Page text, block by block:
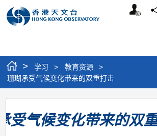
个
> 学习 > 教育资源
>
珊瑚承受气候变化带来的双重打击
珊
瑚
受气候变化带来的双